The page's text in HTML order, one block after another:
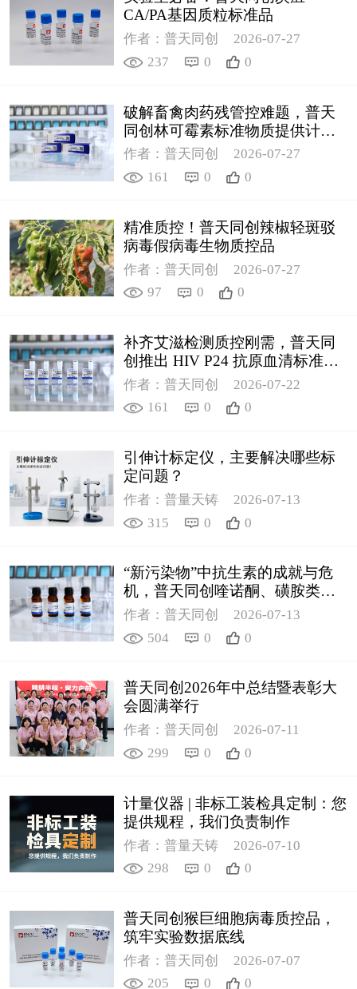
CA/PA基因质粒标准品
作者：普天同创
2026-07-27
237
0 0
破解畜禽肉药残管控难题，普天
同创林可霉素标准物质提供计量
支撑
作者：普天同创
2026-07-27
161
0 0
精准质控！普天同创辣椒轻斑驳
病毒假病毒生物质控品
作者：普天同创
2026-07-27
97
0 0
补齐艾滋检测质控刚需，普天同
创推出 HIV P24 抗原血清标准物
质
作者：普天同创
2026-07-22
161
0 0
引伸计标定仪，主要解决哪些标
定问题？
作者：普量天铸
2026-07-13
315
0 0
“新污染物”中抗生素的成就与危
机，普天同创喹诺酮、磺胺类质
控新品筑牢环境安全防线
作者：普天同创
2026-07-13
504
0 0
普天同创2026年中总结暨表彰大
会圆满举行
作者：普天同创
2026-07-11
299
0 0
计量仪器 | 非标工装检具定制：您
提供规程，我们负责制作
作者：普量天铸
2026-07-10
298
0 0
普天同创猴巨细胞病毒质控品，
筑牢实验数据底线
作者：普天同创
2026-07-07
205
0 0